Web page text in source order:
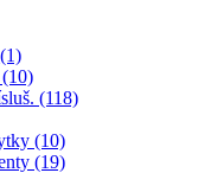
(118)
(10)
(19)